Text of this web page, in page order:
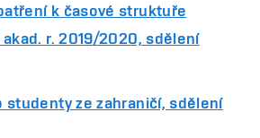
k časové struktuře
r. 2019/2020, sdělení
studenty ze zahraničí, sdělení